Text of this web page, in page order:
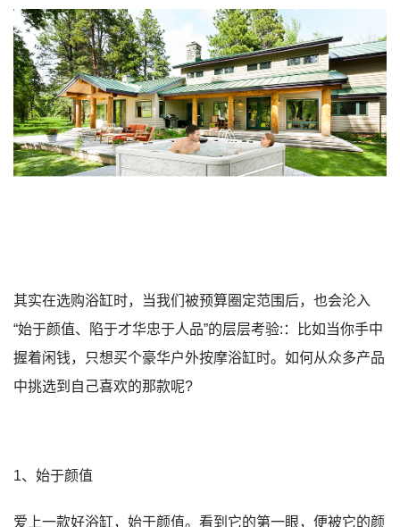
其实在选购浴缸时，当我们被预算圈定范围后，也会沦入
“始于颜值、陷于才华忠于人品”的层层考验:：比如当你手中
握着闲钱，只想买个豪华户外按摩浴缸时。如何从众多产品
中挑选到自己喜欢的那款呢?
1、始于颜值
爱上一款好浴缸，始于颜值。看到它的第一眼，便被它的颜